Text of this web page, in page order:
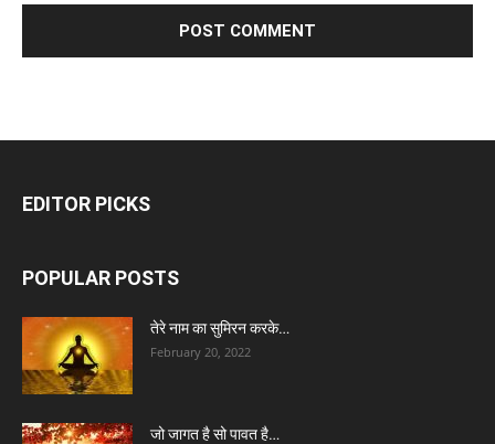
EDITOR PICKS
POPULAR POSTS
तेरे नाम का सुमिरन करके…
February 20, 2022
जो जागत है सो पावत है…